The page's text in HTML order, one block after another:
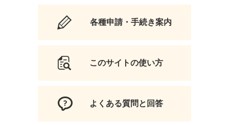
各種申請・手続き案内
このサイトの使い方
よくある質問と回答